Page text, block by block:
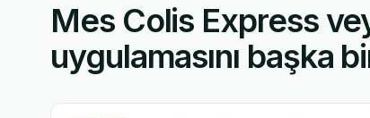
Mes Colis Express
uygulamasını başka